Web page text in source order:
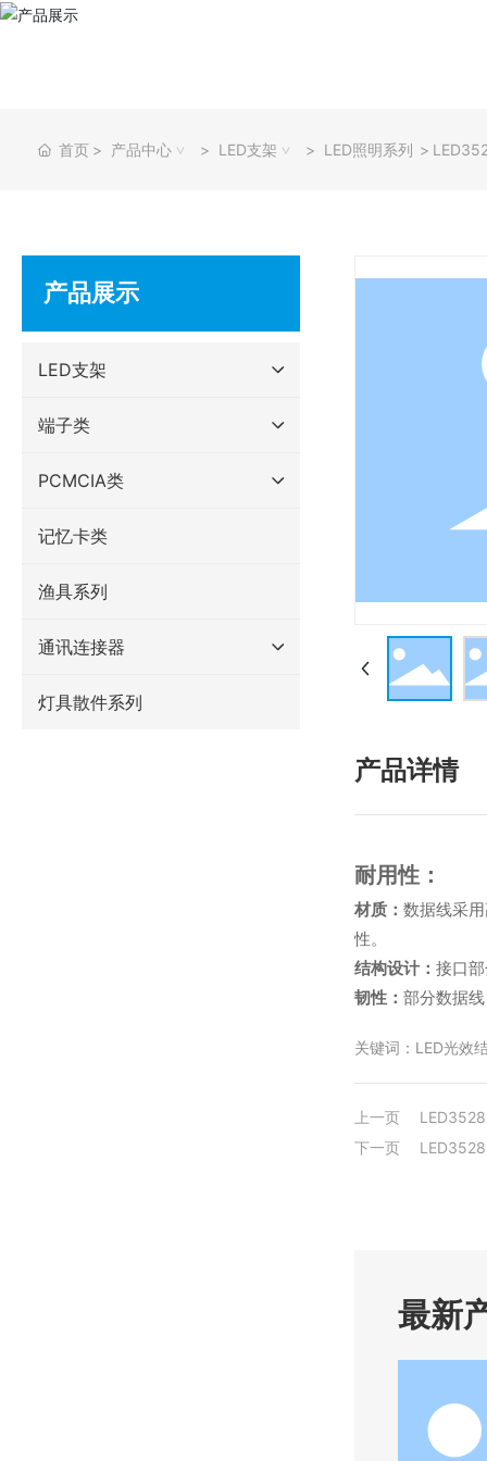
首页 产品中心 LED支架 LED照明系列
产品展示
LED支架
端子类
PCMCIA类
记忆卡类
渔具系列
通讯连接器
灯具散件系列
产品详情
耐用性：
材质：数据线采
性。
结构设计：接口
韧性：部分数据
关键词：LED光效
上一页
下一页
最新